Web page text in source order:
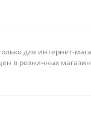
для интернет-
в розничных